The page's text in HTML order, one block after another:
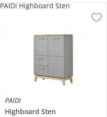
PAIDI
Highboard Sten
PAIDI Highboard Sten